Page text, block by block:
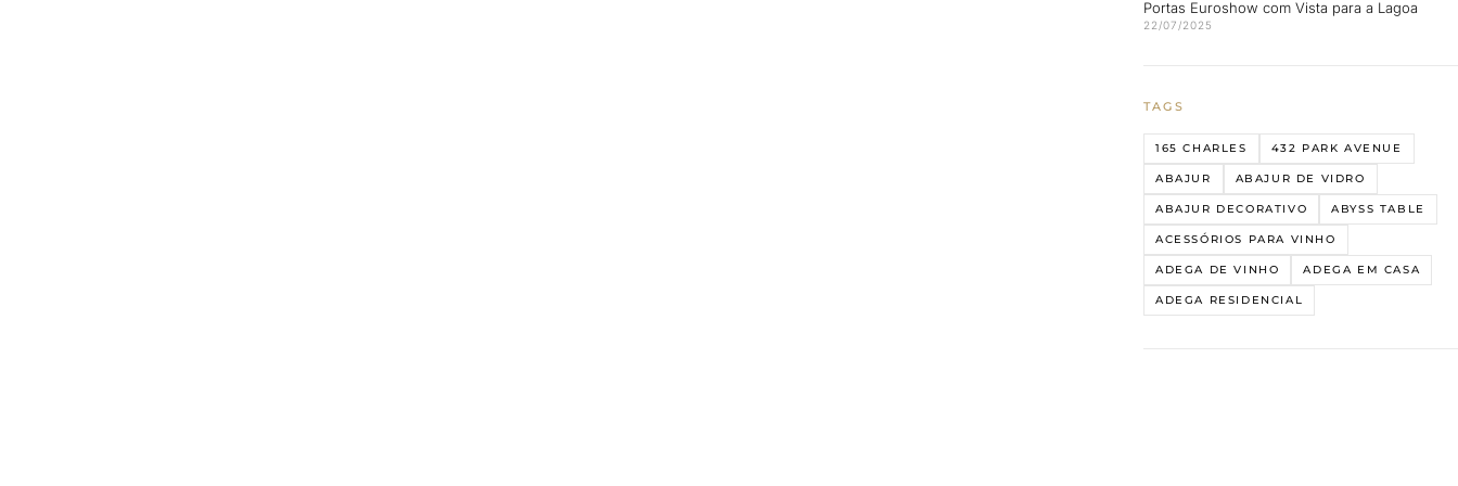
Portas Euroshow com Vista para a Lagoa
22/07/2025
TAGS
165 CHARLES 432 PARK AVENUE
ABAJUR ABAJUR DE VIDRO
ABAJUR DECORATIVO ABYSS TABLE
ACESSÓRIOS PARA VINHO
ADEGA DE VINHO ADEGA EM CASA
ADEGA RESIDENCIAL